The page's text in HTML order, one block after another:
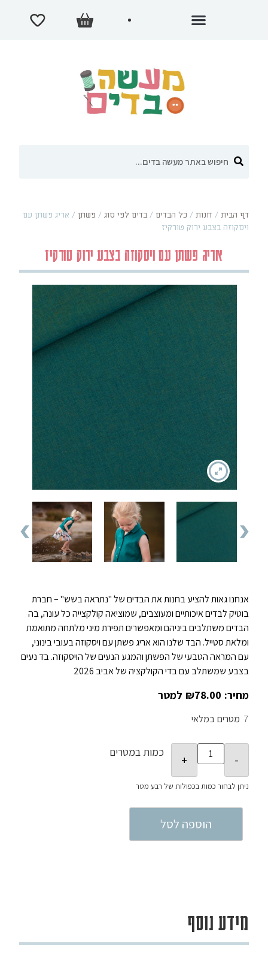
דף הבית / חנות / כל הבדים /בדים לפי סוג / פשתן / אריג פשתן עם
ויסקוזה בצבע ירוק טורקיז
אריג פשתן עם ויסקוזה בצבע ירוק טורקיז
אנחנו גאות להציע בחנות את הבדים של "נתראה בשש" – חברת
בוטיק לבדים איכותיים ומעוצבים, שמוציאה קולקצייה כל עונה, בה
הבדים משתלבים ביניהם ומאפשרים תפירת מיני מלתחה מתואמת
ומלאת סטייל. הבד שלנו הוא אריג פשתן עם ויסקוזה בעובי בינוני,
עם המראה הטבעי של הפשתן והמגע הנעים של הויסקוזה. בד נעים
בצבע שמשתלב עם בדי הקולקציה של אביב 2026
₪78.00
7 במלאי
כמות במטרים
הוספה לסל
מידע נוסף